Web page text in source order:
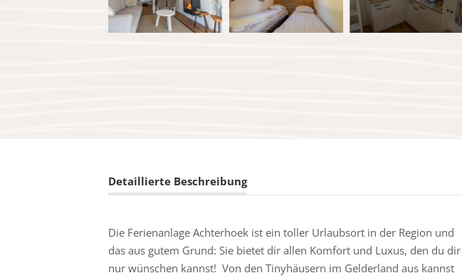
Detaillierte Beschreibung
Die Ferienanlage Achterhoek ist ein toller Urlaubsort in der Region und
das aus gutem Grund: Sie bietet dir allen Komfort und Luxus, den du dir
nur wünschen kannst! Von den Tinyhäusern im Gelderland aus kannst